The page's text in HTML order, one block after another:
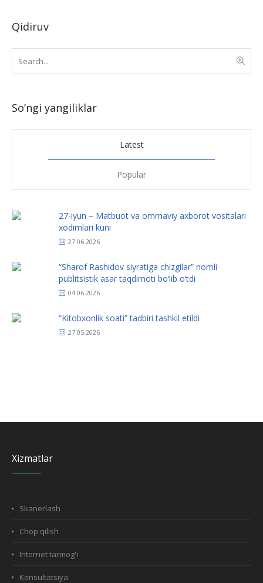
Qidiruv
So’ngi yangiliklar
Latest
Popular
27-iyun – Matbuot va ommaviy axborot vositalari
xodimlari kuni
27.06.2026
“Sharof Rashidov siyratiga chizgilar” nomli
publitsistik asar taqdimoti bo‘lib o‘tdi
04.06.2026
“Kitobxonlik soati” tadbiri tashkil etildi
27.05.2026
Xizmatlar
Skanerlash
Chop qilish
Internet tarmog'i
Konsultatsiya